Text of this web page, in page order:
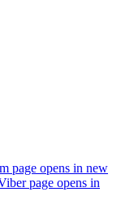
page opens in new
page opens in